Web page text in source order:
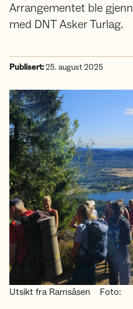
Arrangementet ble
med DNT Asker Turlag.
Publisert:25. august 2025
Utsikt fra Ramsåsen Foto: